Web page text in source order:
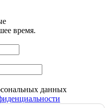
время.
данных